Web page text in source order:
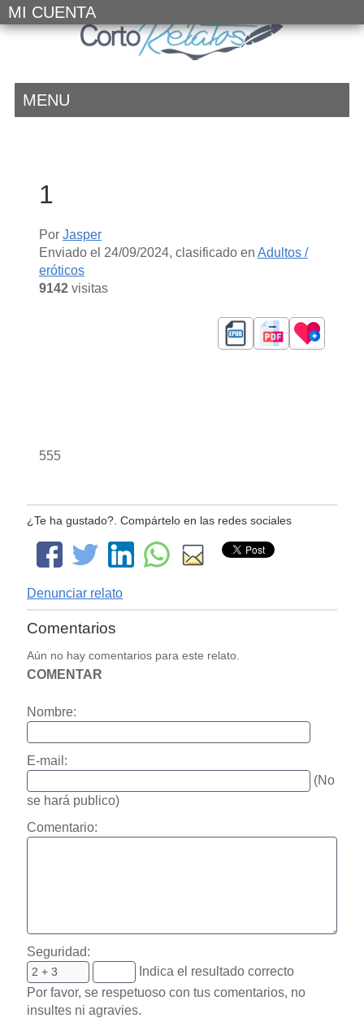
MI CUENTA
MENU
1
Por Jasper
Enviado el 24/09/2024, clasificado en Adultos /
eróticos
9142visitas
555
¿Te ha gustado?. Compártelo en las redes sociales
Denunciar relato
Comentarios
Aún no hay comentarios para este relato.
COMENTAR
Nombre:
E-mail:
(No
se hará publico)
Comentario:
Seguridad:
Indica el resultado correcto
Por favor, se respetuoso con tus comentarios, no
insultes ni agravies.